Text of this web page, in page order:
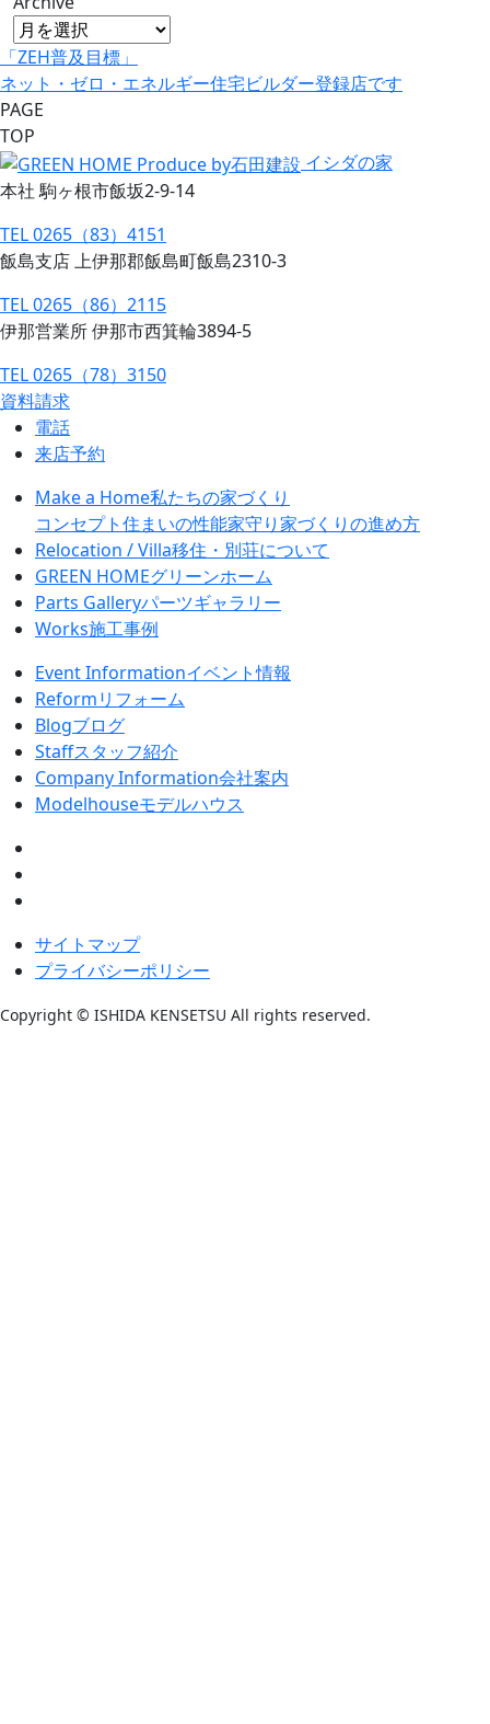
「ZEH普及目標」
ネット・ゼロ・エネルギー住宅ビルダー登録店です
PAGE
TOP
イシダの家
本社 駒ヶ根市飯坂2-9-14
TEL 0265（83）4151
飯島支店 上伊那郡飯島町飯島2310-3
TEL 0265（86）2115
伊那営業所 伊那市西箕輪3894-5
TEL 0265（78）3150
資料請求
電話
来店予約
Make a Home私たちの家づくり
コンセプト住まいの性能家守り家づくりの進め方
Relocation / Villa移住・別荘について
GREEN HOMEグリーンホーム
Parts Galleryパーツギャラリー
Works施工事例
Event Informationイベント情報
Reformリフォーム
Blogブログ
Staffスタッフ紹介
Company Information会社案内
Modelhouseモデルハウス
サイトマップ
プライバシーポリシー
Copyright © ISHIDA KENSETSU All rights reserved.